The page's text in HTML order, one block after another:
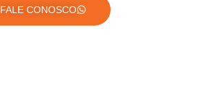
FALE CONOSCO